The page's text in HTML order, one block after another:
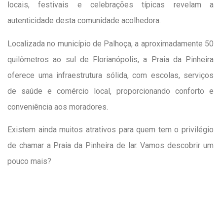
locais, festivais e celebrações típicas revelam a
autenticidade desta comunidade acolhedora.
Localizada no município de Palhoça, a aproximadamente 50
quilômetros ao sul de Florianópolis, a Praia da Pinheira
oferece uma infraestrutura sólida, com escolas, serviços
de saúde e comércio local, proporcionando conforto e
conveniência aos moradores.
Existem ainda muitos atrativos para quem tem o privilégio
de chamar a Praia da Pinheira de lar. Vamos descobrir um
pouco mais?